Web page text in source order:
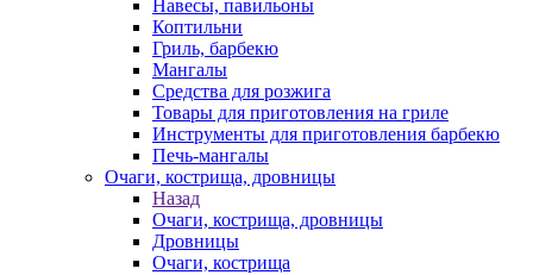
Навесы, павильоны
Коптильни
Гриль, барбекю
Мангалы
Средства для розжига
Товары для приготовления на гриле
Инструменты для приготовления барбекю
Печь-мангалы
Очаги, кострища, дровницы
Назад
Очаги, кострища, дровницы
Дровницы
Очаги, кострища